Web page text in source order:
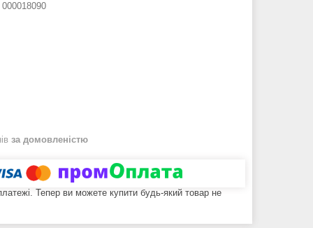
000018090
за домовленістю
Тепер ви можете купити будь-який товар не